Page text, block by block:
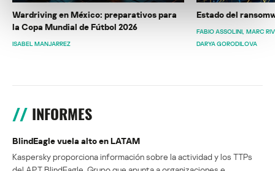
Wardriving en México: preparativos para
la Copa Mundial de Fútbol 2026
ISABEL MANJARREZ
Estado del
FABIO ASSOLINI MARC
DARYA GORODILOVA
INFORMES
BlindEagle vuela alto en LATAM
Kaspersky proporciona información sobre la actividad y los TTPs